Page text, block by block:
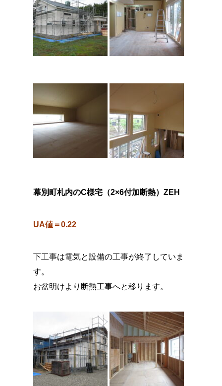
幕別町札内のC様宅（2×6付加断熱）ZEH
UA値＝0.22
下工事は電気と設備の工事が終了していま
す。
お盆明けより断熱工事へと移ります。